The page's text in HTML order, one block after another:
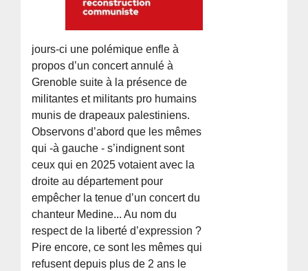
jours-ci une polémique enfle à
propos d’un concert annulé à
Grenoble suite à la présence de
militantes et militants pro humains
munis de drapeaux palestiniens.
Observons d’abord que les mêmes
qui -à gauche - s’indignent sont
ceux qui en 2025 votaient avec la
droite au département pour
empêcher la tenue d’un concert du
chanteur Medine... Au nom du
respect de la liberté d’expression ?
Pire encore, ce sont les mêmes qui
refusent depuis plus de 2 ans le